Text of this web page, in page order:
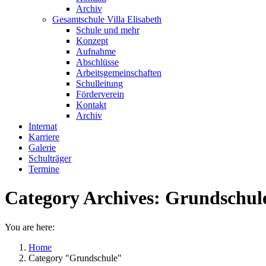
Archiv
Gesamtschule Villa Elisabeth
Schule und mehr
Konzept
Aufnahme
Abschlüsse
Arbeitsgemeinschaften
Schulleitung
Förderverein
Kontakt
Archiv
Internat
Karriere
Galerie
Schulträger
Termine
Category Archives:
You are here:
Home
Category "Grundschule"